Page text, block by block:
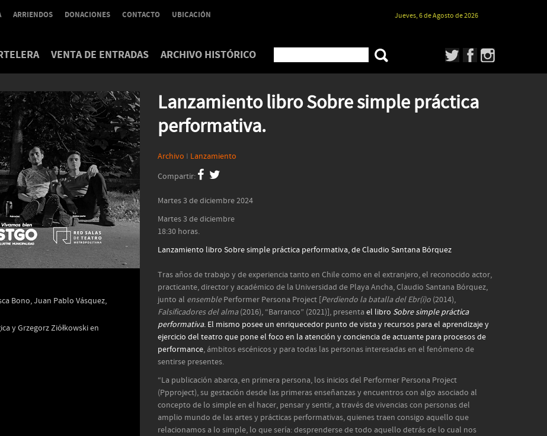
ARRIENDOS DONACIONES CONTACTO UBICACIÓN Jueves, 6 de Agosto de 2026
VENTA DE ENTRADAS ARCHIVO HISTÓRICO
Bono, Juan Pablo Vásquez,
y Grzegorz Ziółkowski en
Lanzamiento libro Sobre simple práctica
performativa.
Archivo I Lanzamiento
Compartir:
Martes 3 de diciembre 2024
Martes 3 de diciembre
18:30 horas.
Lanzamiento libro Sobre simple práctica performativa, de Claudio Santana Bórquez
Tras años de trabajo y de experiencia tanto en Chile como en el extranjero, el reconocido actor,
practicante, director y académico de la Universidad de Playa Ancha, Claudio Santana Bórquez,
junto al ensemblePerformer Persona Project [Perdiendo la batalla del Ebr(i)o (2014),
Falsificadores del alma(2016), “Barranco” (2021)], presenta el libro Sobre simple práctica
performativa. El mismo posee un enriquecedor punto de vista y recursos para el aprendizaje y
ejercicio del teatro que pone el foco en la atención y conciencia de actuante para procesos de
performance, ámbitos escénicos y para todas las personas interesadas en el fenómeno de
sentirse presentes.
“La publicación abarca, en primera persona, los inicios del Performer Persona Project
(Ppproject), su gestación desde las primeras enseñanzas y encuentros con algo asociado al
concepto de lo simple en el hacer, pensar y sentir, a través de vivencias con personas del
amplio mundo de las artes y prácticas performativas, quienes traen consigo aquello que
relacionamos a lo simple, lo que sería: desprenderse de todo aquello detrás de lo cual nos